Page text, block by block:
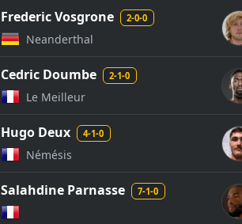
Frederic Vosgrone 2-0-0
Neanderthal
Cedric Doumbe 2-1-0
Le Meilleur
Hugo Deux 4-1-0
Némésis
Salahdine Parnasse 7-1-0